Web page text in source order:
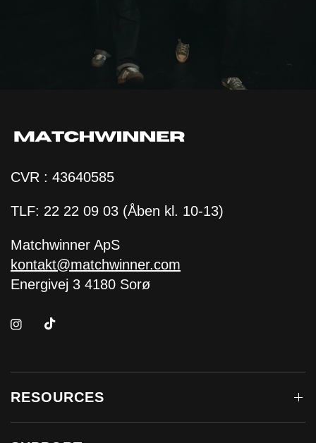
CVR : 43640585
TLF: 22 22 09 03 (Åben kl. 10-13)
Matchwinner ApS
kontakt@matchwinner.com
Energivej 3 4180 Sorø
RESOURCES